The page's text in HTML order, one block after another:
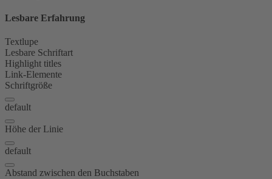
Lesbare Erfahrung
Textlupe
Lesbare Schriftart
Highlight titles
Link-Elemente
Schriftgröße
default
Höhe der Linie
default
Abstand zwischen den Buchstaben